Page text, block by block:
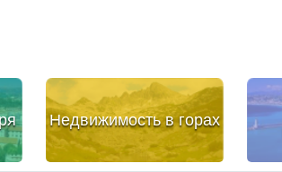
Недвижимость в горах